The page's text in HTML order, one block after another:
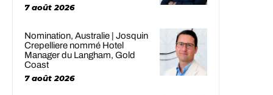
7 août 2026
Nomination, Australie | Josquin
Crepelliere nommé Hotel
Manager du Langham, Gold
Coast
7 août 2026